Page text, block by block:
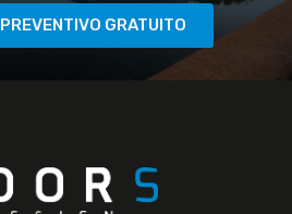
GRATUITO